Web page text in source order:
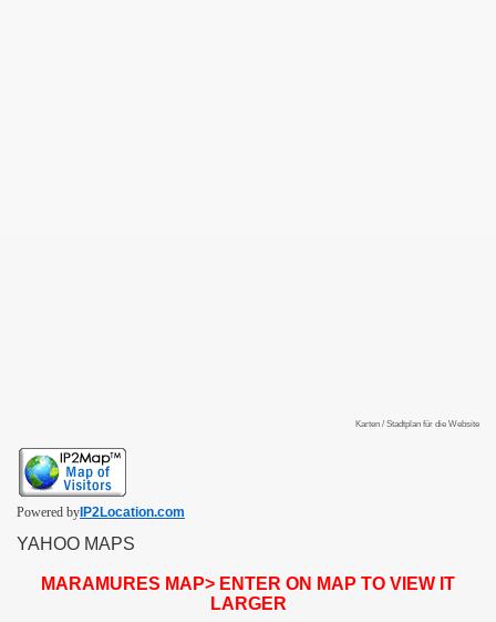
Karten / Stadtplan für die Website
Powered by IP2Location.com
YAHOO MAPS
MARAMURES MAP> ENTER ON MAP TO VIEW IT
LARGER
FROM MARAMURES